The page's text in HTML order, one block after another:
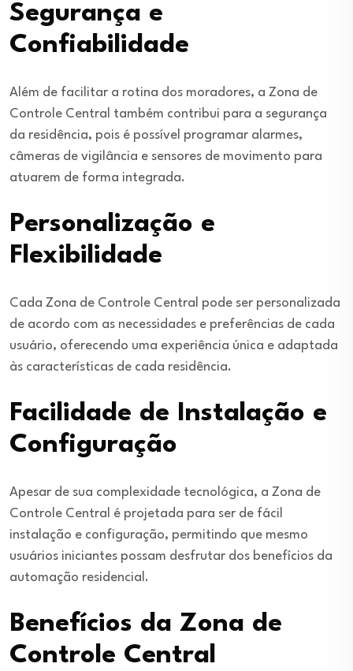
Segurança e
Confiabilidade
Além de facilitar a rotina dos moradores, a Zona de
Controle Central também contribui para a segurança
da residência, pois é possível programar alarmes,
câmeras de vigilância e sensores de movimento para
atuarem de forma integrada.
Personalização e
Flexibilidade
Cada Zona de Controle Central pode ser personalizada
de acordo com as necessidades e preferências de cada
usuário, oferecendo uma experiência única e adaptada
às características de cada residência.
Facilidade de Instalação e
Configuração
Apesar de sua complexidade tecnológica, a Zona de
Controle Central é projetada para ser de fácil
instalação e configuração, permitindo que mesmo
usuários iniciantes possam desfrutar dos benefícios da
automação residencial.
Benefícios da Zona de
Controle Central